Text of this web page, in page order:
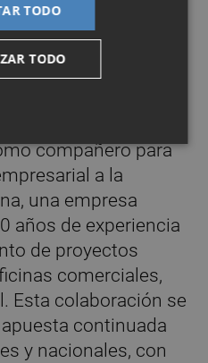
y como
por una
que esté pegada al
como a la
De ahí que el
compañero para
a la
una empresa
años de experiencia
de proyectos
comerciales,
Esta colaboración se
continuada
y nacionales, con
TODO
TODO